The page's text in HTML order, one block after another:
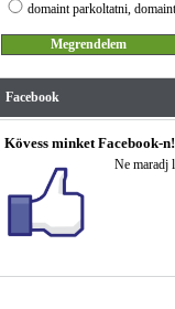
domaint parkoltatni,
Facebook
Kövess minket Facebook-n!
Ne maradj